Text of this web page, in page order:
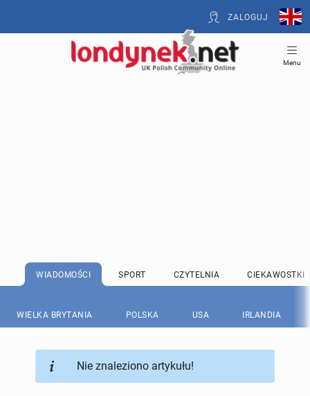
ZALOGUJ
Menu
WIADOMOŚCI SPORT CZYTELNIA CIEKAWOSTKI
WIELKA BRYTANIA POLSKA USA IRLANDIA
Nie znaleziono artykułu!